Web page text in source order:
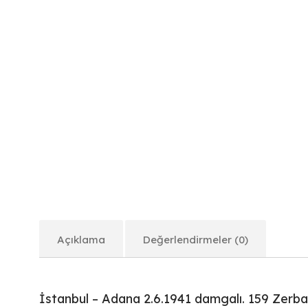
Açıklama Değerlendirmeler (0)
İstanbul – Adana 2.6.1941 damgalı. 159